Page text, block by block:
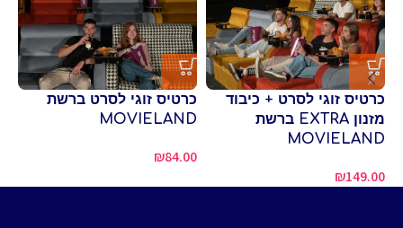
כרטיס זוגי לסרט + כיבוד
מזנון EXTRA ברשת
MOVIELAND
₪149.00
כרטיס זוגי לסרט ברשת
MOVIELAND
₪84.00